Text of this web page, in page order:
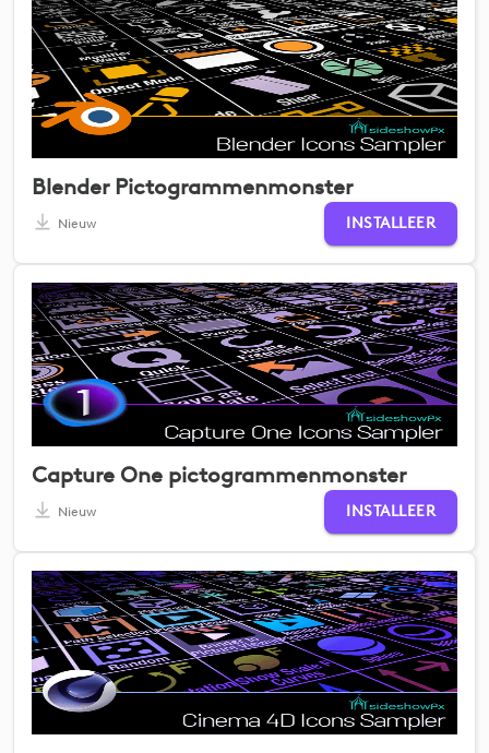
Blender Pictogrammenmonster
Nieuw INSTALLEER
Capture One pictogrammenmonster
Nieuw INSTALLEER